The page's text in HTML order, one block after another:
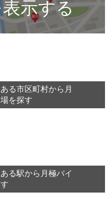
示する
る市区町村から月
を探す
る駅から月極バイ